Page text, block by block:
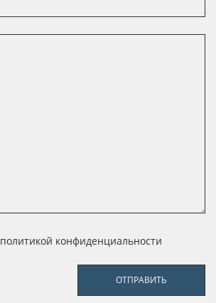
политикой конфиденциальности
ОТПРАВИТЬ